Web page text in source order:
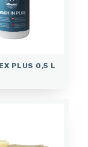
PLUS 0,5 L